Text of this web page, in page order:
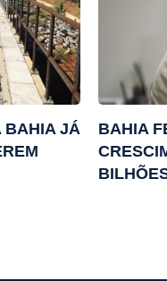
BAHIA JÁ
BAHIA